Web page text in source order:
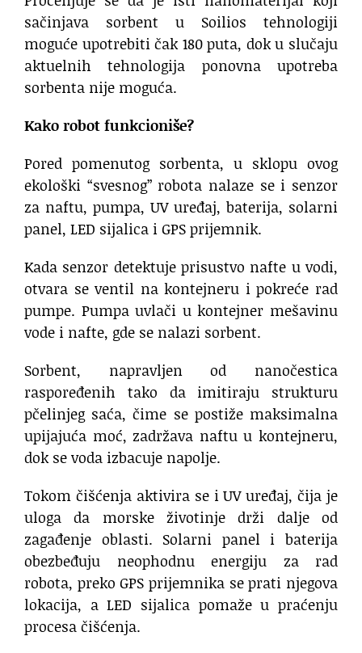
sačinjava sorbent u Soilios tehnologiji
moguće upotrebiti čak 180 puta, dok u slučaju
aktuelnih tehnologija ponovna upotreba
sorbenta nije moguća.
Kako robot funkcioniše?
Pored pomenutog sorbenta, u sklopu ovog
ekološki “svesnog” robota nalaze se i senzor
za naftu, pumpa, UV uređaj, baterija, solarni
panel, LED sijalica i GPS prijemnik.
Kada senzor detektuje prisustvo nafte u vodi,
otvara se ventil na kontejneru i pokreće rad
pumpe. Pumpa uvlači u kontejner mešavinu
vode i nafte, gde se nalazi sorbent.
Sorbent, napravljen od nanočestica
raspoređenih tako da imitiraju strukturu
pčelinjeg saća, čime se postiže maksimalna
upijajuća moć, zadržava naftu u kontejneru,
dok se voda izbacuje napolje.
Tokom čišćenja aktivira se i UV uređaj, čija je
uloga da morske životinje drži dalje od
zagađenje oblasti. Solarni panel i baterija
obezbeđuju neophodnu energiju za rad
robota, preko GPS prijemnika se prati njegova
lokacija, a LED sijalica pomaže u praćenju
procesa čišćenja.